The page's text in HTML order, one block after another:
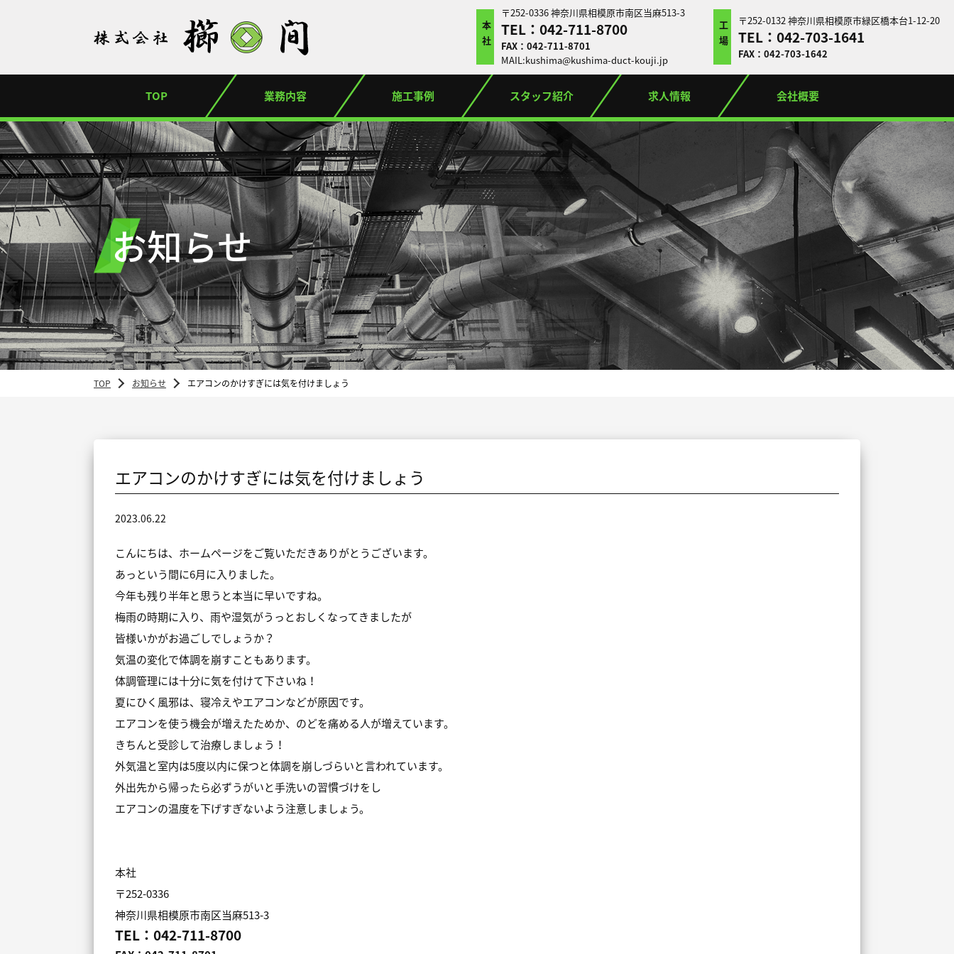
本社
〒252-0336 神奈川県相模原市南区当麻513-3
TEL：042-711-8700
FAX：042-711-8701
MAIL:kushima@kushima-duct-kouji.jp
工場
〒252-0132 神奈川県相模原市緑区橋本台1-12-20
TEL：042-703-1641
FAX：042-703-1642
TOP 業務内容 施工事例 スタッフ紹介 求人情報 会社概要
お知らせ
TOP お知らせ エアコンのかけすぎには気を付けましょう
エアコンのかけすぎには気を付けましょう
2023.06.22
こんにちは、ホームページをご覧いただきありがとうございます。
あっという間に6月に入りました。
今年も残り半年と思うと本当に早いですね。
梅雨の時期に入り、雨や湿気がうっとおしくなってきましたが
皆様いかがお過ごしでしょうか？
気温の変化で体調を崩すこともあります。
体調管理には十分に気を付けて下さいね！
夏にひく風邪は、寝冷えやエアコンなどが原因です。
エアコンを使う機会が増えたためか、のどを痛める人が増えています。
きちんと受診して治療しましょう！
外気温と室内は5度以内に保つと体調を崩しづらいと言われています。
外出先から帰ったら必ずうがいと手洗いの習慣づけをし
エアコンの温度を下げすぎないよう注意しましょう。
本社
〒252-0336
神奈川県相模原市南区当麻513-3
TEL：042-711-8700